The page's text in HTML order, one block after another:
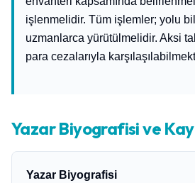
işlenmelidir. Tüm işlemler; yolu
uzmanlarca yürütülmelidir. Aksi
para cezalarıyla
Yazar Biyografisi ve
Yazar Biyografisi